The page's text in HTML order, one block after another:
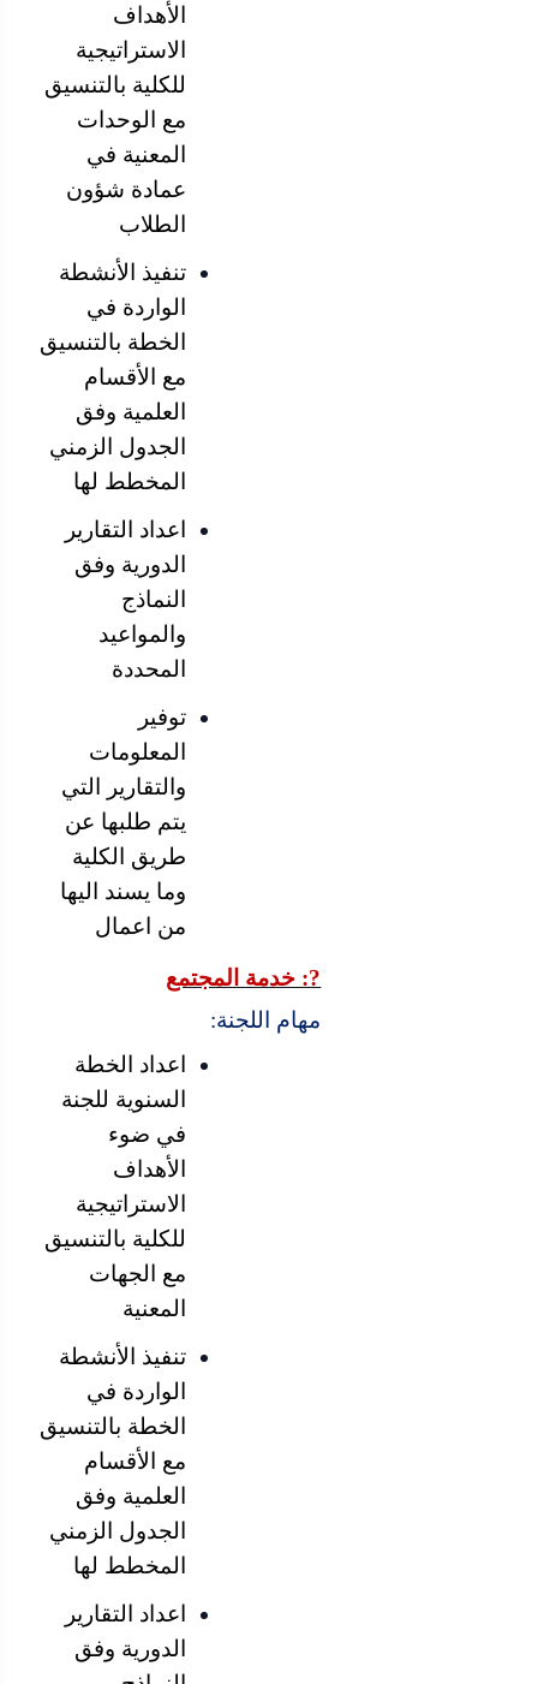
الأهداف
الاستراتيجية
للكلية بالتنسيق
مع الوحدات
المعنية في
عمادة شؤون
الطلاب
تنفيذ الأنشطة
الواردة في
الخطة بالتنسيق
مع الأقسام
العلمية وفق
الجدول الزمني
المخطط لها
اعداد التقارير
الدورية وفق
النماذج
والمواعيد
المحددة
توفير
المعلومات
والتقارير التي
يتم طلبها عن
طريق الكلية
وما يسند اليها
من اعمال
?: خدمة المجتمع
مهام اللجنة:
اعداد الخطة
السنوية للجنة
في ضوء
الأهداف
الاستراتيجية
للكلية بالتنسيق
مع الجهات
المعنية
تنفيذ الأنشطة
الواردة في
الخطة بالتنسيق
مع الأقسام
العلمية وفق
الجدول الزمني
المخطط لها
اعداد التقارير
الدورية وفق